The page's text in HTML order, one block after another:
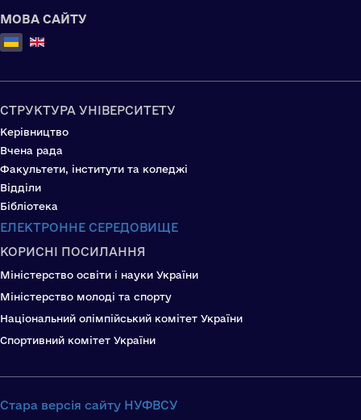
МОВА САЙТУ
Оберіть свою мову
СТРУКТУРА УНІВЕРСИТЕТУ
Керівництво
Вчена рада
Факультети, інститути та коледжі
Відділи
Бібліотека
ЕЛЕКТРОННЕ СЕРЕДОВИЩЕ
КОРИСНІ ПОСИЛАННЯ
Міністерство освіти і науки України
Міністерство молоді та спорту
Національний олімпійський комітет України
Спортивний комітет України
Стара версія сайту НУФВСУ